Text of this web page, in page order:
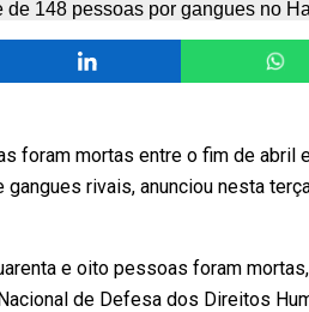
foram mortas entre o fim de abril
gangues rivais, anunciou nesta
e oito pessoas foram
de Defesa dos Direitos